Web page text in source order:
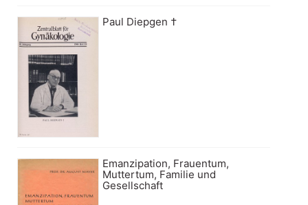
Paul Diepgen †
Emanzipation, Frauentum,
Muttertum, Familie und
Gesellschaft